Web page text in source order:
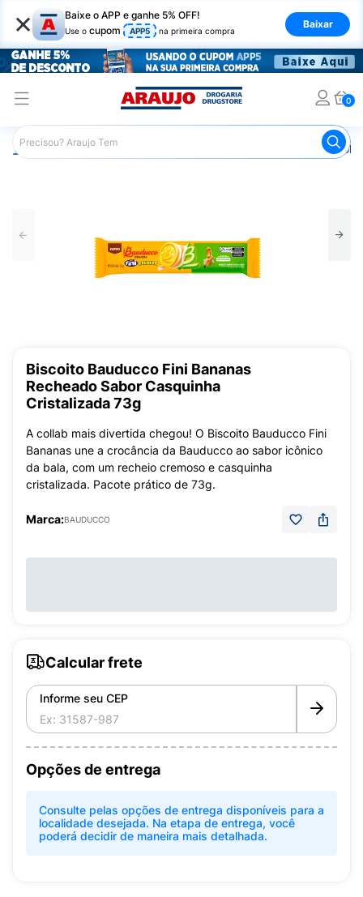
× Baixe o APP e ganhe 5% OFF!
Use o cupom APP5 na primeira compra
Baixar
0
Araujo Mercado Biscoito e
Biscoito Bauducco Fini Bananas
Recheado Sabor Casquinha
Cristalizada 73g
A collab mais divertida chegou! O Biscoito Bauducco Fini
Bananas une a crocância da Bauducco ao sabor icônico
da bala, com um recheio cremoso e casquinha
cristalizada. Pacote prático de 73g.
Marca:BAUDUCCO
Calcular frete
Informe seu CEP
Opções de entrega
Consulte pelas opções de entrega disponíveis para a
localidade desejada. Na etapa de entrega, você
poderá decidir de maneira mais detalhada.